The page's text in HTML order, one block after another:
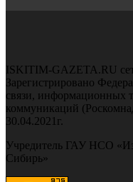
ISKITIM-GAZETA.RU
Зарегистрировано
связи, информационных
коммуникаций
30.04.2021г.
Учредитель ГАУ НСО
Сибирь»